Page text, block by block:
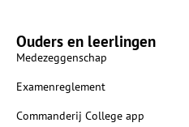
Ouders en leerlingen
Medezeggenschap
Examenreglement
Commanderij College app